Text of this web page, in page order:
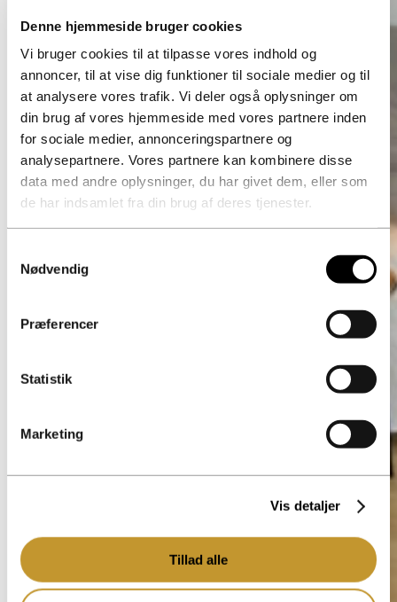
Denne hjemmeside bruger cookies
Vi bruger cookies til at tilpasse vores indhold og
annoncer, til at vise dig funktioner til sociale medier og til
at analysere vores trafik. Vi deler også oplysninger om
din brug af vores hjemmeside med vores partnere inden
for sociale medier, annonceringspartnere og
analysepartnere. Vores partnere kan kombinere disse
data med andre oplysninger, du har givet dem, eller som
de har indsamlet fra din brug af deres tjenester.
Nødvendig
Præferencer
Statistik
Marketing
Vis detaljer
Tillad alle